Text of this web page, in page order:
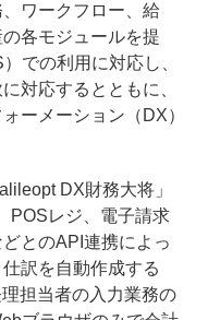
ワークフロー、給
各モジュールを提
での利用に対応し、
対応するとともに、
ーメーション（DX）
DX財務大将」
POSレジ、電子請求
とのAPI連携によっ
訳を自動作成する
担当者の入力業務の